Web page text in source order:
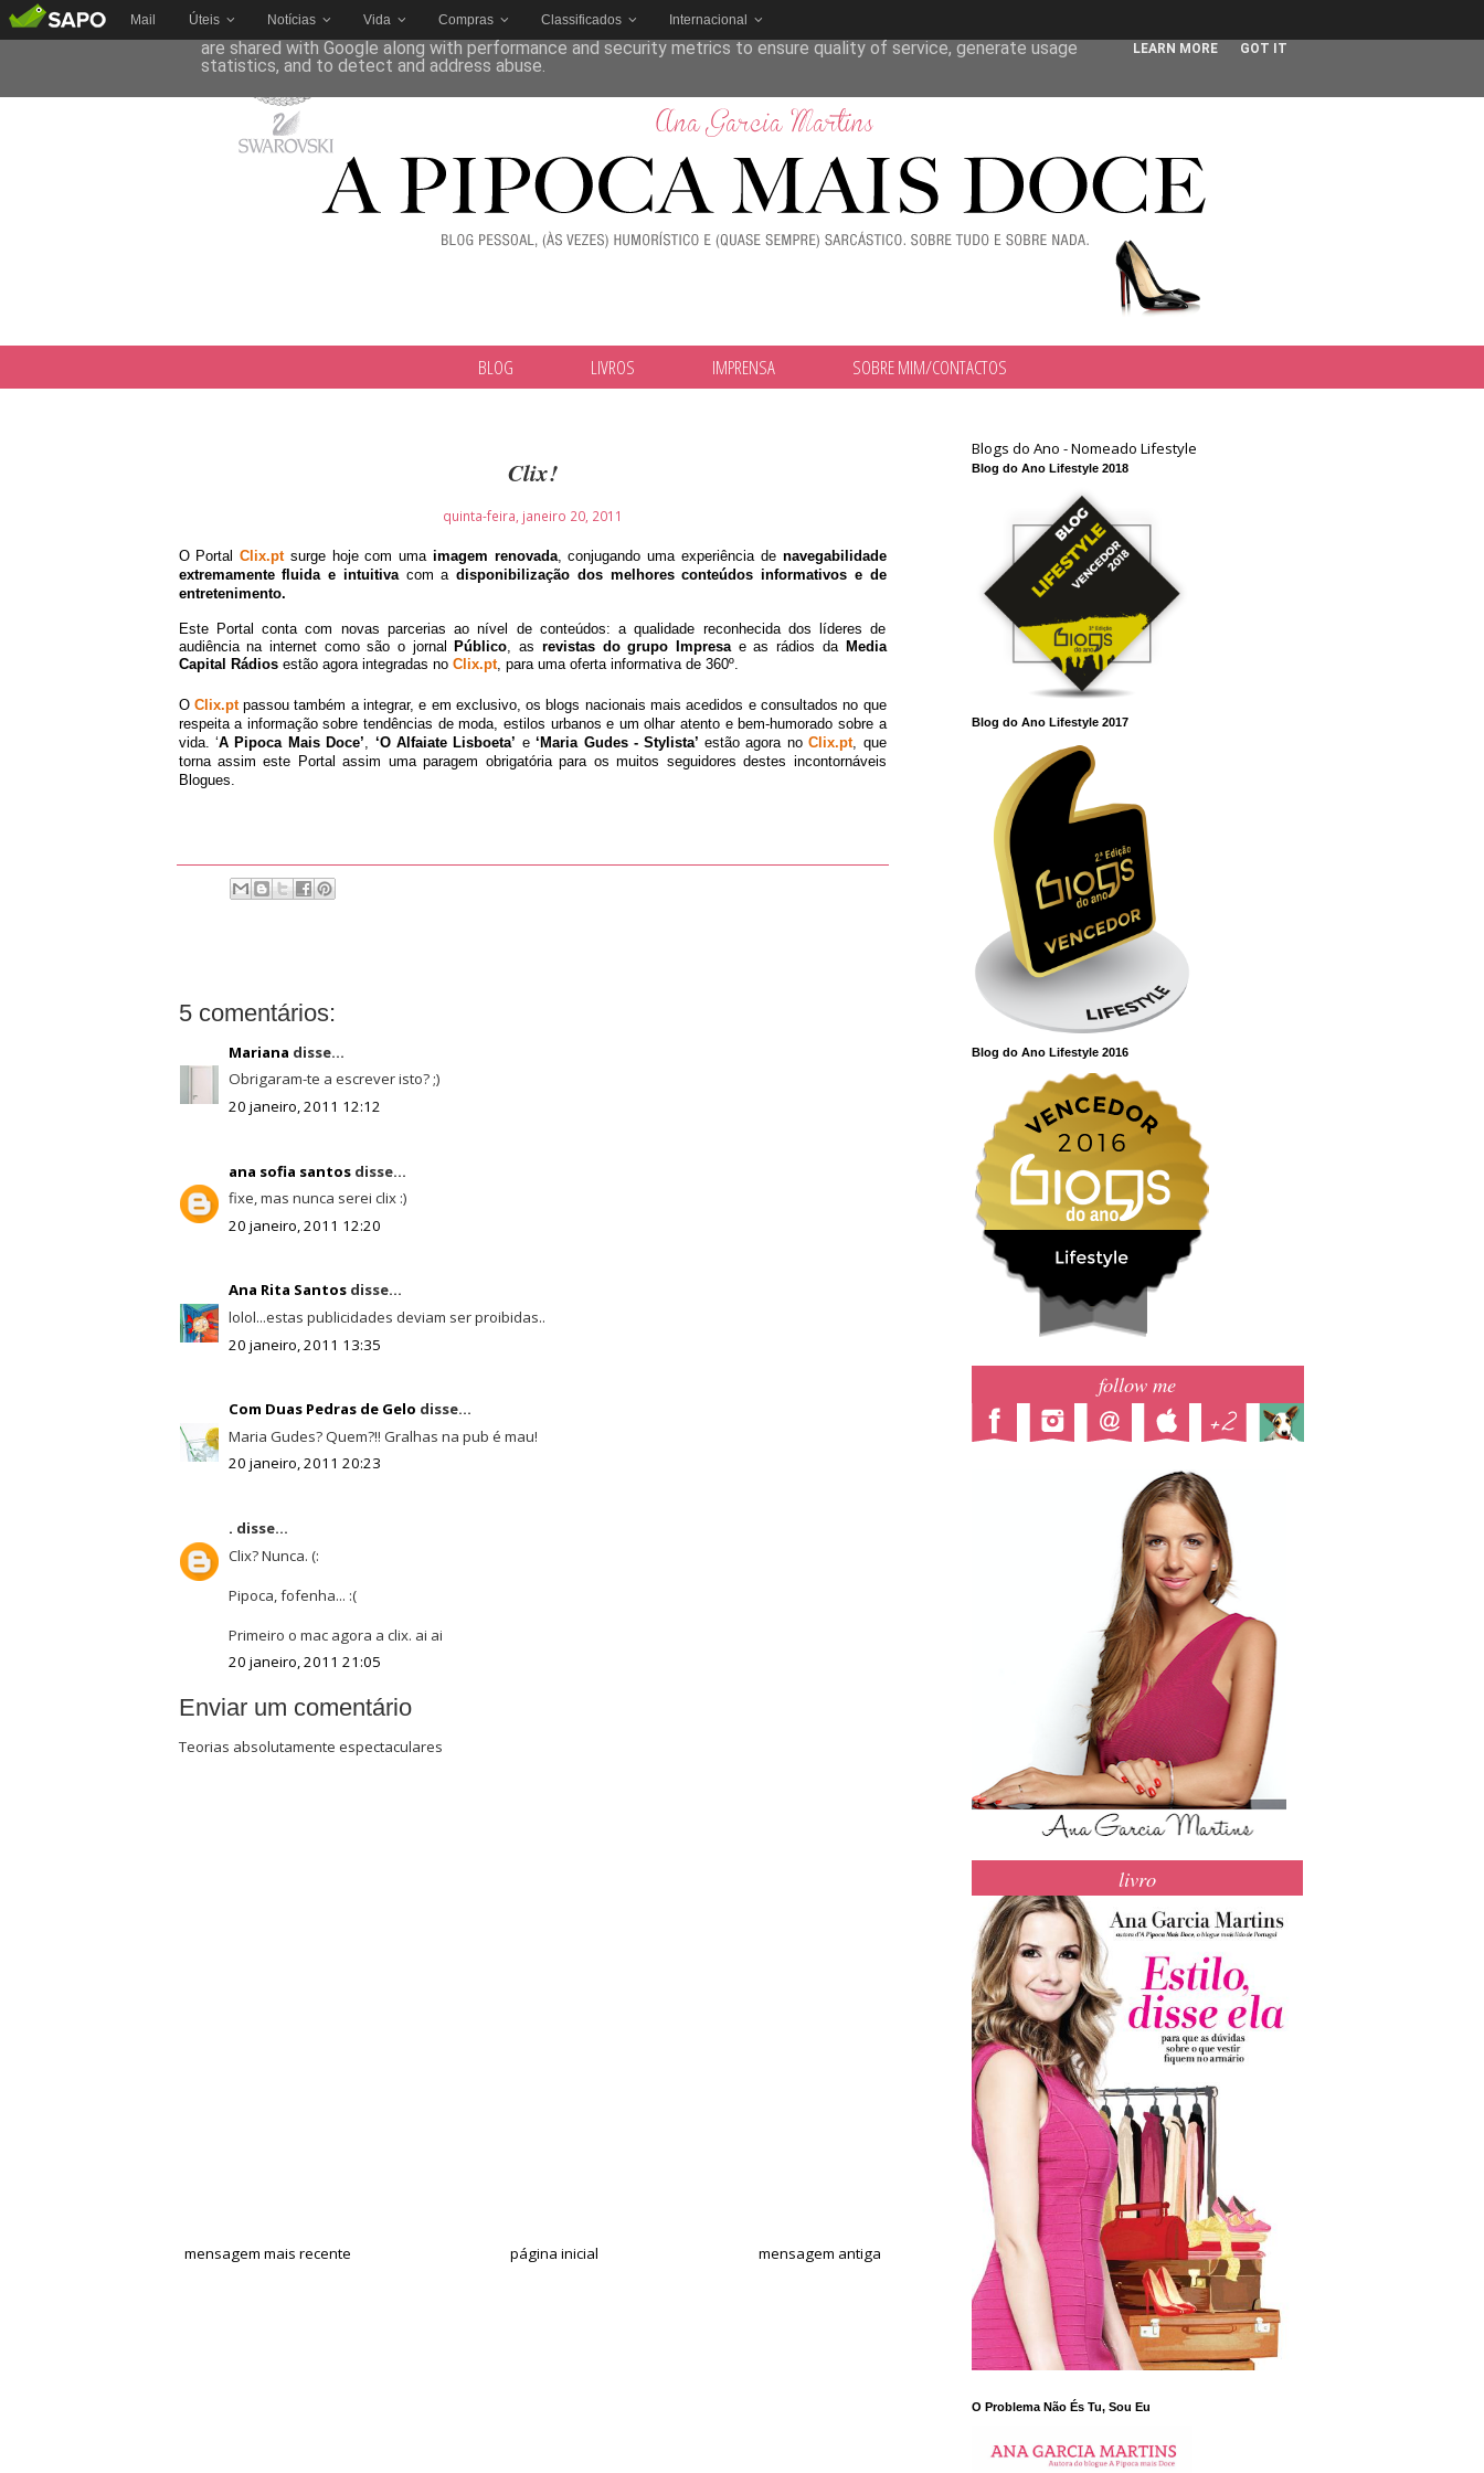
Mail Úteis Notícias Vida Compras Classificados Internacional
BLOG LIVROS IMPRENSA SOBRE MIM/CONTACTOS
Clix!
quinta-feira, janeiro 20, 2011
O PortalClix.ptsurge hoje com uma imagem renovada, conjugando uma experiência de navegabilidade
extremamente fluida e intuitiva com a disponibilização dos melhores conteúdos informativos e de
entretenimento.
Este Portal conta com novas parcerias ao nível de conteúdos: a qualidade reconhecida dos líderes de
audiência na internet como são o jornalPúblico , as revistas do grupo Impresa e as rádios da Media
Capital Rádiosestão agora integradas no Clix.pt, para uma oferta informativa de 360º.
O Clix.ptpassou também a integrar, e em exclusivo, os blogs nacionais mais acedidos e consultados no que
respeita a informação sobre tendências de moda, estilos urbanos e um olhar atento e bem-humorado sobre a
vida. ‘A Pipoca Mais Doce’ ‘O Alfaiate Lisboeta’ e‘Maria Gudes - Stylista’ estão agora noClix.pt, que
torna assim este Portal assim uma paragem obrigatória para os muitos seguidores destes incontornáveis
Blogues.
5 comentários:
Mariana disse...
Obrigaram-te a escrever isto? ;)
20 janeiro, 2011 12:12
ana sofia santosdisse...
fixe, mas nunca serei clix :)
20 janeiro, 2011 12:20
Ana Rita Santosdisse...
lolol...estas publicidades deviam ser proibidas..
20 janeiro, 2011 13:35
Com Duas Pedras de Gelo disse...
Maria Gudes? Quem?!! Gralhas na pub é mau!
20 janeiro, 2011 20:23
. disse...
Clix? Nunca. (:
Pipoca, fofenha... :(
Primeiro o mac agora a clix. ai ai
20 janeiro, 2011 21:05
Enviar um comentário
Teorias absolutamente espectaculares
mensagem mais recente mensagem antiga
página inicial
Blogs do Ano - Nomeado Lifestyle
Blog do Ano Lifestyle 2018
Blog do Ano Lifestyle 2017
Blog do Ano Lifestyle 2016
follow me
livro
O Problema Não És Tu, Sou Eu
This site uses cookies from Google to deliver its services and to analyze traffic. Your IP address and user-agent
are shared with Google along with performance and security metrics to ensure quality of service, generate usage
statistics, and to detect and address abuse.
LEARN MORE GOT IT